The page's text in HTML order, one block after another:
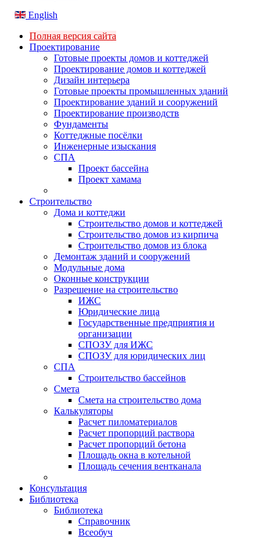
English
Полная версия сайта
Проектирование
Готовые проекты домов и коттеджей
Проектирование домов и коттеджей
Дизайн интерьера
Готовые проекты промышленных зданий
Проектирование зданий и сооружений
Проектирование производств
Фундаменты
Коттеджные посёлки
Инженерные изыскания
СПА
Проект бассейна
Проект хамама
Строительство
Дома и коттеджи
Строительство домов и коттеджей
Строительство домов из кирпича
Строительство домов из блока
Демонтаж зданий и сооружений
Модульные дома
Оконные конструкции
Разрешение на строительство
ИЖС
Юридические лица
Государственные предприятия и
организации
СПОЗУ для ИЖС
СПОЗУ для юридических лиц
СПА
Строительство бассейнов
Смета
Смета на строительство дома
Калькуляторы
Расчет пиломатериалов
Расчет пропорций раствора
Расчет пропорций бетона
Площадь окна в котельной
Площадь сечения вентканала
Консультация
Библиотека
Библиотека
Справочник
Всеобуч